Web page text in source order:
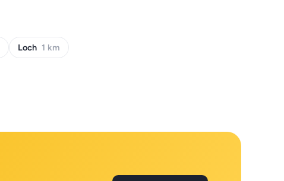
Loch 1 km